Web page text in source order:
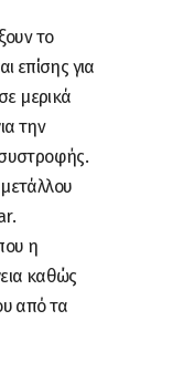
το
επίσης για
μερικά
την
η
καθώς
από τα